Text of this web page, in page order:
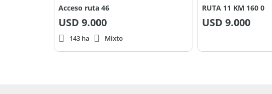
Acceso ruta 46
USD 9.000
143 ha Mixto
RUTA 11 KM 160 0
USD 9.000